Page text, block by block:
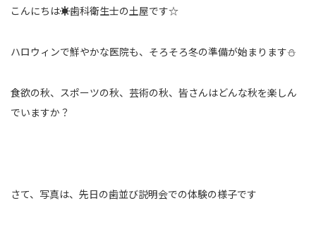
こんにちは☀歯科衛生士の土屋です☆
ハロウィンで鮮やかな医院も、そろそろ冬の準備が始まります⛄
食欲の秋、スポーツの秋、芸術の秋、皆さんはどんな秋を楽しん
でいますか？
さて、写真は、先日の歯並び説明会での体験の様子です